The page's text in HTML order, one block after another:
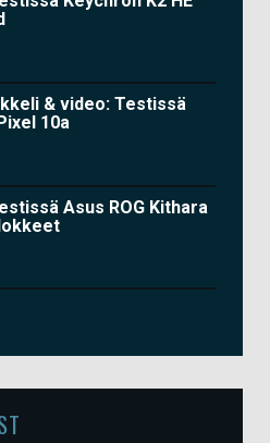
& video: Testissä
10a
Asus ROG Kithara